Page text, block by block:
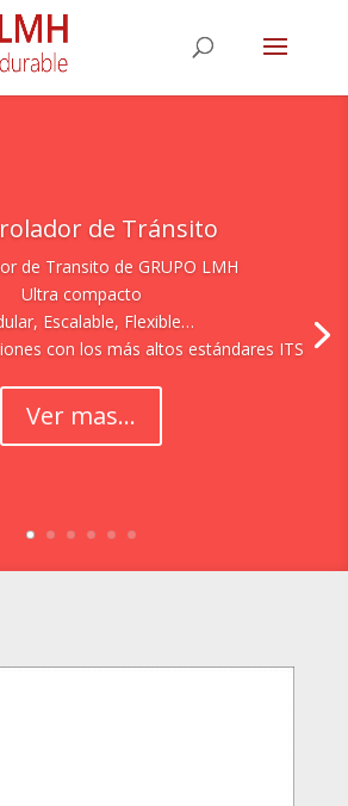
de Tránsito
de Transito de GRUPO LMH
Ultra compacto
Escalable, Flexible…
con los más altos estándares ITS
Ver mas...